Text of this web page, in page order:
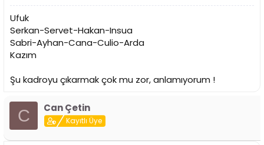
Ufuk
Serkan-Servet-Hakan-Insua
Sabri-Ayhan-Cana-Culio-Arda
Kazım
Şu kadroyu çıkarmak çok mu zor, anlamıyorum !
C Can Çetin
Kayıtlı Üye